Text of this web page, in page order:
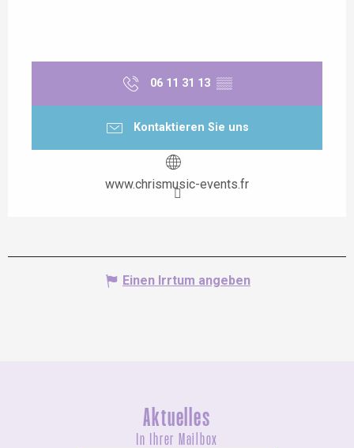
06 11 31 13 ▒▒
Kontaktieren Sie uns
www.chrismusic-events.fr
Einen Irrtum angeben
Aktuelles
In Ihrer Mailbox